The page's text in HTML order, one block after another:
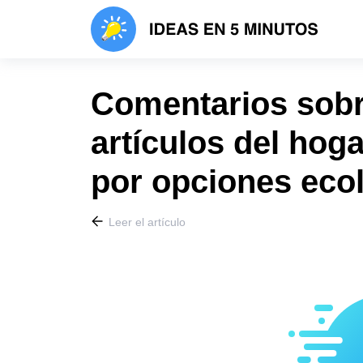
Comentarios
artículos del
por opciones
Leer el artículo